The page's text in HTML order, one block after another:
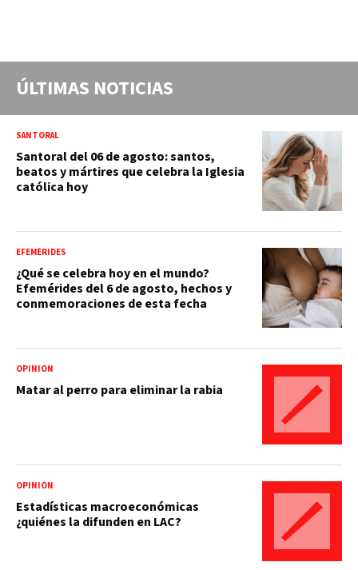
ÚLTIMAS NOTICIAS
SANTORAL
Santoral del 06 de agosto: santos,
beatos y mártires que celebra la Iglesia
católica hoy
EFEMÉRIDES
¿Qué se celebra hoy en el mundo?
Efemérides del 6 de agosto, hechos y
conmemoraciones de esta fecha
OPINIÓN
Matar al perro para eliminar la rabia
OPINIÓN
Estadísticas macroeconómicas
¿quiénes la difunden en LAC?